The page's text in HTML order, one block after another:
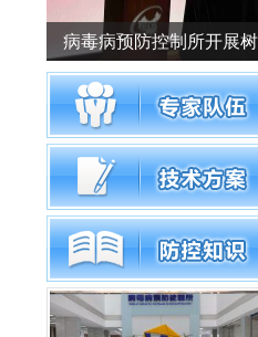
发热伴血小板减少综合
杭州召开